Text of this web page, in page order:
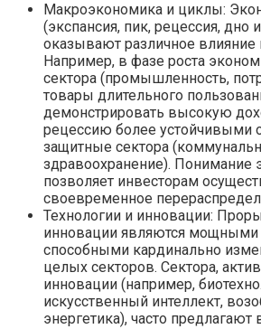
Макроэкономика и циклы:
(экспансия, пик, рецессия, дно
оказывают различное влияние
Например, в фазе роста
сектора (промышленность,
товары длительного
демонстрировать высокую
рецессию более устойчивыми
защитные сектора
здравоохранение). Понимание
позволяет инвесторам
своевременное
Технологии и инновации:
инновации являются мощными
способными кардинально
целых секторов. Сектора,
инновации (например,
искусственный интеллект,
энергетика), часто предлагают